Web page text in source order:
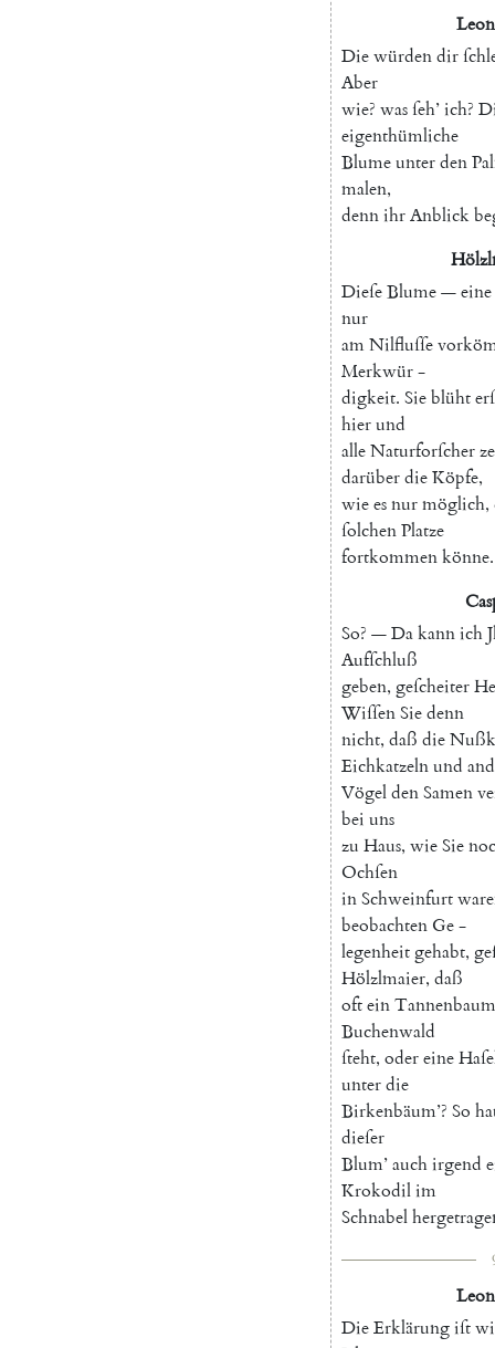
Diewürdendir
Aber
wie? wasſeh’ich?
eigenthümliche
Blumeunterden
malen,
dennihrAnblick
DieſeBlume—eine
nur
amNilfluſſe
Merkwür-
digkeit. Sieblüht
hierund
alleNaturforſcher
darüberdieKöpfe,
wieesnurmöglich,
ſolchenPlatze
fortkommenkönne.
So? —Dakannich
Aufſchluß
geben, geſcheiter
WiſſenSiedenn
nicht, daß die
Eichkatzelnund
VögeldenSamen
bei uns
zu Haus, wieSie
Ochſen
inSchweinfurt
beobachten Ge-
legenheitgehabt,
Hölzlmaier, daß
ofteinTannenbaum
Buchenwald
ſteht, odereine
unterdie
Birkenbäum’? So
dieſer
Blum’auchirgend
Krokodilim
Schnabel
DieErklärungiſt